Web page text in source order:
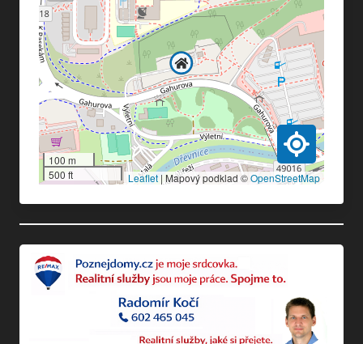
100 m
500 ft
Leaflet | Mapový podklad ©OpenStreetMap